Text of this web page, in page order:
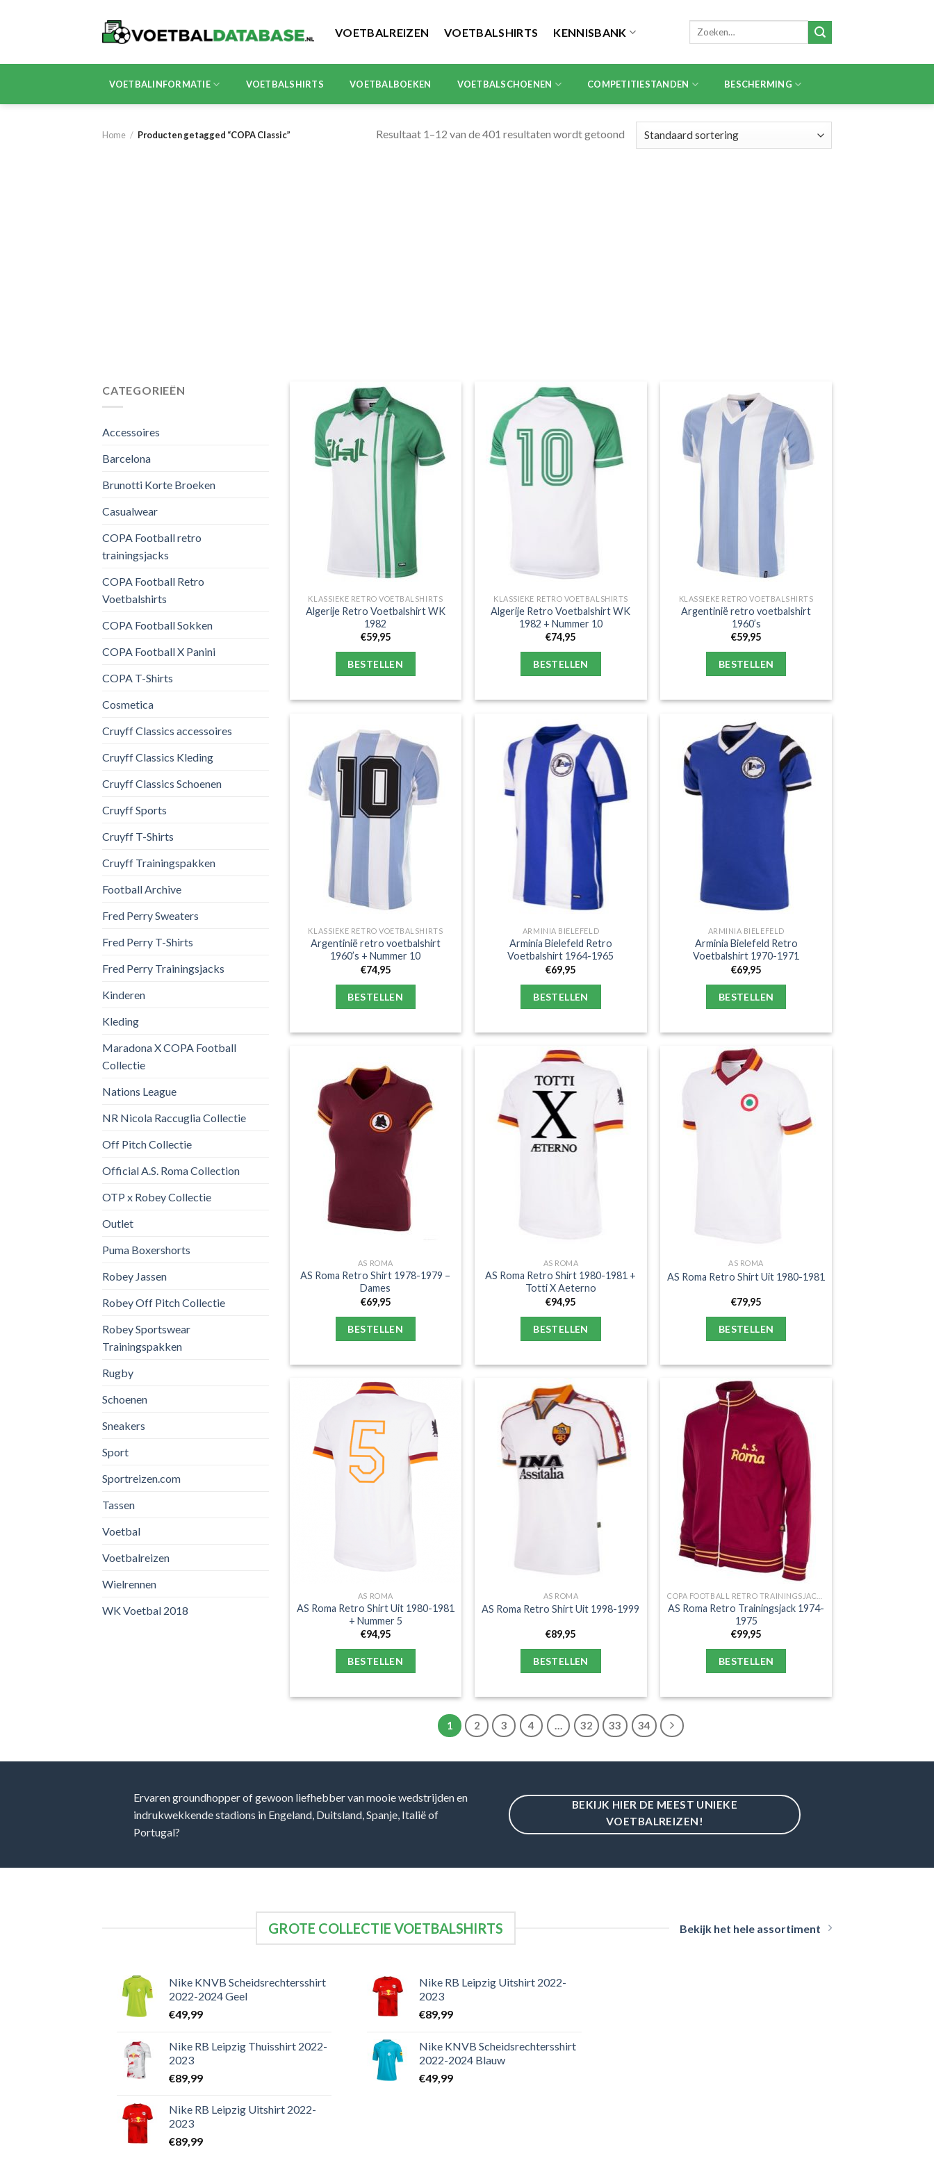
VOETBALREIZEN VOETBALSHIRTS KENNISBANK
Zoeken
VOETBALINFORMATIE VOETBALSHIRTS VOETBALBOEKEN VOETBALSCHOENEN COMPETITIESTANDEN BESCHERMING
Home / Producten getagged “COPA Classic” Resultaat 1–12 van de 401 resultaten wordt getoond
CATEGORIEËN
Accessoires
Barcelona
Brunotti Korte Broeken
Casualwear
COPA Football retro
trainingsjacks
COPA Football Retro
Voetbalshirts
COPA Football Sokken
COPA Football X Panini
COPA T-Shirts
Cosmetica
Cruyff Classics accessoires
Cruyff Classics Kleding
Cruyff Classics Schoenen
Cruyff Sports
Cruyff T-Shirts
Cruyff Trainingspakken
Football Archive
Fred Perry Sweaters
Fred Perry T-Shirts
Fred Perry Trainingsjacks
Kinderen
Kleding
Maradona X COPA Football
Collectie
Nations League
NR Nicola Raccuglia Collectie
Off Pitch Collectie
Official A.S. Roma Collection
OTP x Robey Collectie
Outlet
Puma Boxershorts
Robey Jassen
Robey Off Pitch Collectie
Robey Sportswear
Trainingspakken
Rugby
Schoenen
Sneakers
Sport
Sportreizen.com
Tassen
Voetbal
Voetbalreizen
Wielrennen
WK Voetbal 2018
KLASSIEKE RETRO VOETBALSHIRTS
Algerije Retro Voetbalshirt WK
1982
€59,95
BESTELLEN
KLASSIEKE RETRO VOETBALSHIRTS
Algerije Retro Voetbalshirt WK
1982 + Nummer 10
€74,95
BESTELLEN
KLASSIEKE RETRO VOETBALSHIRTS
Argentinië retro voetbalshirt
1960’s
€59,95
BESTELLEN
KLASSIEKE RETRO VOETBALSHIRTS
Argentinië retro voetbalshirt
1960’s + Nummer 10
€74,95
BESTELLEN
ARMINIA BIELEFELD
Arminia Bielefeld Retro
Voetbalshirt 1964-1965
€69,95
BESTELLEN
ARMINIA BIELEFELD
Arminia Bielefeld Retro
Voetbalshirt 1970-1971
€69,95
BESTELLEN
AS ROMA
AS Roma Retro Shirt 1978-1979 –
Dames
€69,95
BESTELLEN
AS ROMA
AS Roma Retro Shirt 1980-1981 +
Totti X Aeterno
€94,95
BESTELLEN
AS ROMA
AS Roma Retro Shirt Uit 1980-1981
€79,95
BESTELLEN
AS ROMA
AS Roma Retro Shirt Uit 1980-1981
+ Nummer 5
€94,95
BESTELLEN
AS ROMA
AS Roma Retro Shirt Uit 1998-1999
€89,95
BESTELLEN
AS Roma Retro Trainingsjack 1974-
1975
€99,95
BESTELLEN
1 2 3 4 32 33 34
Ervaren groundhopper of gewoon liefhebber van mooie wedstrijden en
indrukwekkende stadions in Engeland, Duitsland, Spanje, Italië of
Portugal?
BEKIJK HIER DE MEEST UNIEKE
VOETBALREIZEN!
GROTE COLLECTIE VOETBALSHIRTS Bekijk het hele assortiment
Nike KNVB Scheidsrechtersshirt
2022-2024 Geel
€49,99
Nike RB Leipzig Thuisshirt 2022-
2023
€89,99
Nike RB Leipzig Uitshirt 2022-
2023
€89,99
Nike RB Leipzig Uitshirt 2022-
2023
€89,99
Nike KNVB Scheidsrechtersshirt
2022-2024 Blauw
€49,99